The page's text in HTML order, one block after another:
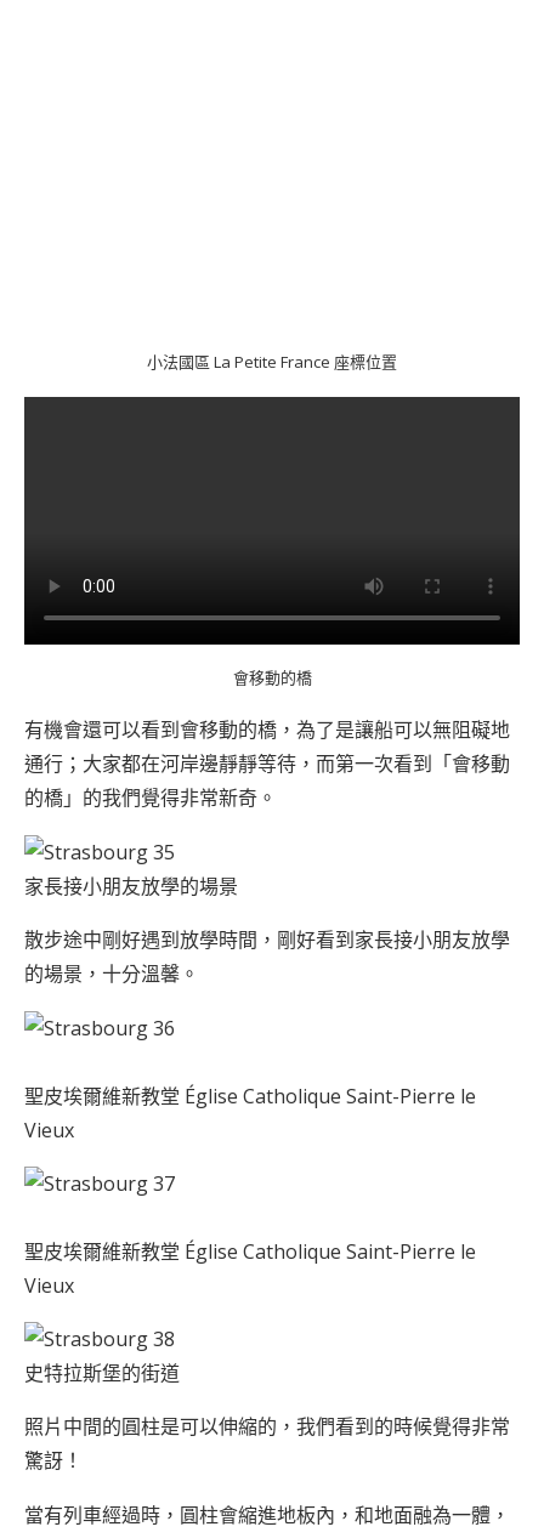
小法國區 La Petite France 座標位置
會移動的橋
有機會還可以看到會移動的橋，為了是讓船可以無阻礙地
通行；大家都在河岸邊靜靜等待，而第一次看到「會移動
的橋」的我們覺得非常新奇。
家長接小朋友放學的場景
散步途中剛好遇到放學時間，剛好看到家長接小朋友放學
的場景，十分溫馨。
聖皮埃爾維新教堂 Église Catholique Saint-Pierre le
Vieux
聖皮埃爾維新教堂 Église Catholique Saint-Pierre le
Vieux
史特拉斯堡的街道
照片中間的圓柱是可以伸縮的，我們看到的時候覺得非常
驚訝！
當有列車經過時，圓柱會縮進地板內，和地面融為一體，